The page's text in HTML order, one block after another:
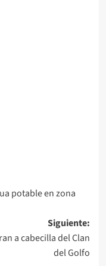
potable en zona
Siguiente:
a cabecilla del Clan
del Golfo